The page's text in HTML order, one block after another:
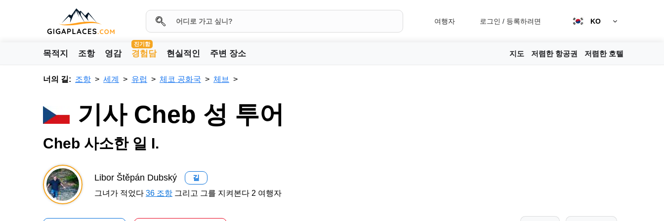
여행자 로그인 / 등록하려면 KO
목적지 조항 영감
진기함
경험담 현실적인 주변 장소 지도 저렴한 항공권 저렴한 호텔
너의 길: 조항 세계 유럽 체코 공화국 체브
기사 Cheb 성 투어
Cheb 사소한 일 I.
Libor Štěpán Dubský 길
그녀가 적었다 36 조항 그리고 그를 지켜본다 2 여행자